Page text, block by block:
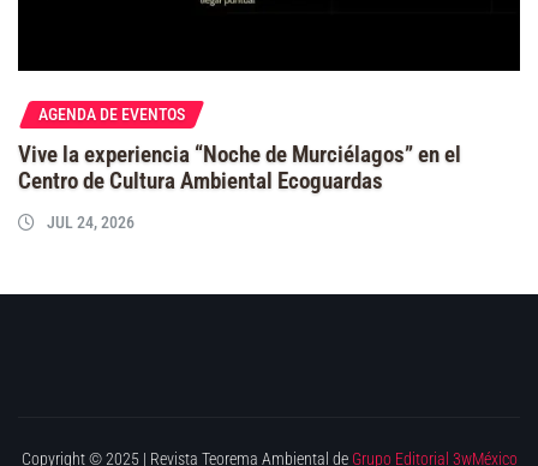
AGENDA DE EVENTOS
Vive la experiencia “Noche de Murciélagos” en el
Centro de Cultura Ambiental Ecoguardas
JUL 24, 2026
Copyright © 2025 | Revista Teorema Ambiental de Grupo Editorial 3wMéxico